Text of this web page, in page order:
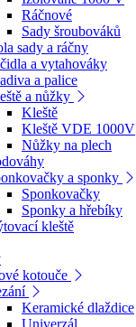
Ráčnové
Sady šroubováků
sady a ráčny
a vytahováky
a palice
a nůžky
Kleště
Kleště VDE 1000V
Nůžky na plech
a sponky
Sponkovačky
Sponky a hřebíky
kleště
kotouče
Keramické dlaždice
Univerzál